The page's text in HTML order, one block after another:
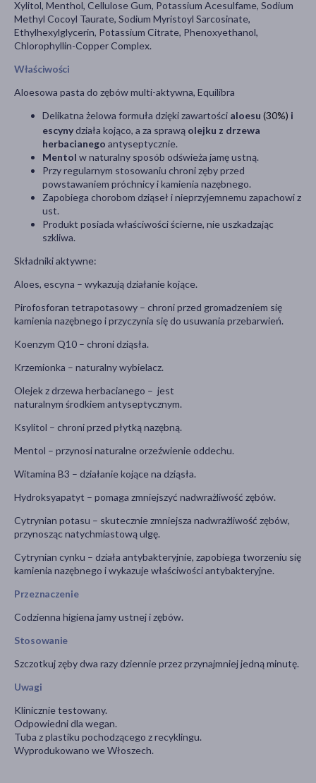
Xylitol, Menthol, Cellulose Gum, Potassium Acesulfame, Sodium
Methyl Cocoyl Taurate, Sodium Myristoyl Sarcosinate,
Ethylhexylglycerin, Potassium Citrate, Phenoxyethanol,
Chlorophyllin-Copper Complex.
Właściwości
Aloesowa pasta do zębów multi-aktywna, Equilibra
Delikatna żelowa formuła dzięki zawartości aloesu (30%) i
escynydziała kojąco, a za sprawą olejku z drzewa
herbacianego antyseptycznie.
Mentol w naturalny sposób odświeża jamę ustną.
Przy regularnym stosowaniu chroni zęby przed
powstawaniem próchnicy i kamienia nazębnego.
Zapobiega chorobom dziąseł i nieprzyjemnemu zapachowi z
ust.
Produkt posiada właściwości ścierne, nie uszkadzając
szkliwa.
Składniki aktywne:
Aloes, escyna – wykazują działanie kojące.
Pirofosforan tetrapotasowy – chroni przed gromadzeniem się
kamienia nazębnego i przyczynia się do usuwania przebarwień.
Koenzym Q10 – chroni dziąsła.
Krzemionka – naturalny wybielacz.
Olejek z drzewa herbacianego – jest
naturalnym środkiem antyseptycznym.
Ksylitol – chroni przed płytką nazębną.
Mentol – przynosi naturalne orzeźwienie oddechu.
Witamina B3 – działanie kojące na dziąsła.
Hydroksyapatyt – pomaga zmniejszyć nadwrażliwość zębów.
Cytrynian potasu – skutecznie zmniejsza nadwrażliwość zębów,
przynosząc natychmiastową ulgę.
Cytrynian cynku – działa antybakteryjnie, zapobiega tworzeniu się
kamienia nazębnego i wykazuje właściwości antybakteryjne.
Przeznaczenie
Codzienna higiena jamy ustnej i zębów.
Stosowanie
Szczotkuj zęby dwa razy dziennie przez przynajmniej jedną minutę.
Uwagi
Klinicznie testowany.
Odpowiedni dla wegan.
Tuba z plastiku pochodzącego z recyklingu.
Wyprodukowano we Włoszech.